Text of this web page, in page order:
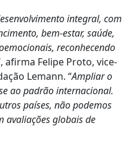
integral, com
bem-estar, saúde,
reconhecendo
afirma Felipe Proto, vice-
Lemann. “Ampliar o
ao padrão internacional.
países, não podemos
avaliações globais de